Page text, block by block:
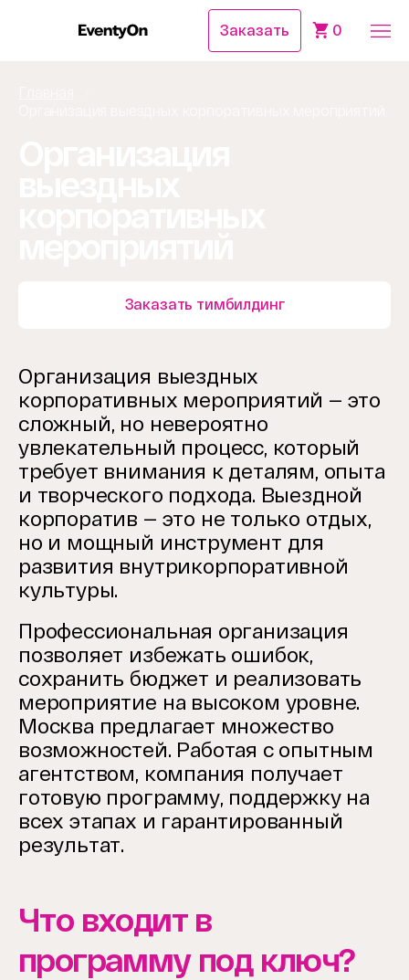
Заказать 0
Заказать тимбилдинг
Организация выездных
корпоративных мероприятий — это
сложный, но невероятно
увлекательный процесс, который
требует внимания к деталям, опыта
и творческого подхода. Выездной
корпоратив — это не только отдых,
но и мощный инструмент для
развития внутрикорпоративной
культуры.
Профессиональная организация
позволяет избежать ошибок,
сохранить бюджет и реализовать
мероприятие на высоком уровне.
Москва предлагает множество
возможностей. Работая с опытным
агентством, компания получает
готовую программу, поддержку на
всех этапах и гарантированный
результат.
Что входит в
программу под ключ?